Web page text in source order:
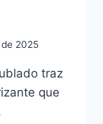
2025
traz
que